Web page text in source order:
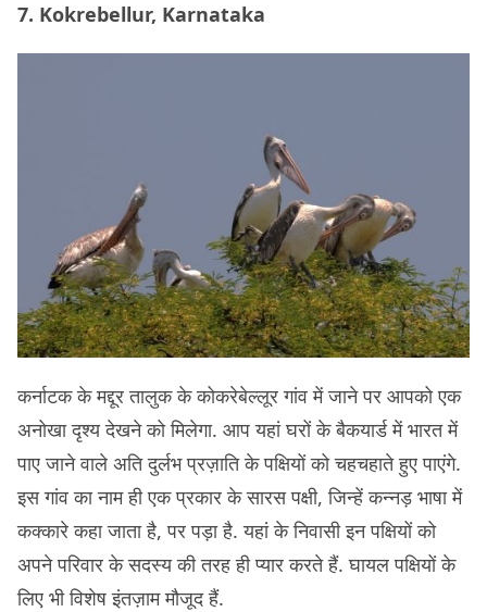
7. Kokrebellur, Karnataka
कर्नाटक के मद्दूर तालुक के कोकरेबेल्लूर गांव में जाने पर आपको एक
अनोखा दृश्य देखने को मिलेगा. आप यहां घरों के बैकयार्ड में भारत में
पाए जाने वाले अति दुर्लभ प्रज़ाति के पक्षियों को चहचहाते हुए पाएंगे.
इस गांव का नाम ही एक प्रकार के सारस पक्षी, जिन्हें कन्नड़ भाषा में
कक्कारे कहा जाता है, पर पड़ा है. यहां के निवासी इन पक्षियों को
अपने परिवार के सदस्य की तरह ही प्यार करते हैं. घायल पक्षियों के
लिए भी विशेष इंतज़ाम मौजूद हैं.